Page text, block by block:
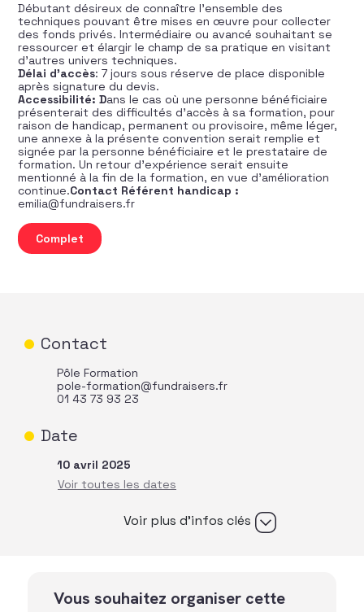
Débutant désireux de connaître l’ensemble des
techniques pouvant être mises en œuvre pour collecter
des fonds privés. Intermédiaire ou avancé souhaitant se
ressourcer et élargir le champ de sa pratique en visitant
d’autres univers techniques.
Délai d’accès: 7 jours sous réserve de place disponible
après signature du devis.
Accessibilité:Dans le cas où une personne bénéficiaire
présenterait des difficultés d’accès à sa formation, pour
raison de handicap, permanent ou provisoire, même léger,
une annexe à la présente convention serait remplie et
signée par la personne bénéficiaire et le prestataire de
formation. Un retour d’expérience serait ensuite
mentionné à la fin de la formation, en vue d’amélioration
continue.Contact Référent handicap :
emilia@fundraisers.fr
quantité de Connaître et utiliser les techniques de la
Complet
Contact
Pôle Formation
pole-formation@fundraisers.fr
01 43 73 93 23
Date
10 avril 2025
Voir plus d’infos clés
Vous souhaitez organiser cette